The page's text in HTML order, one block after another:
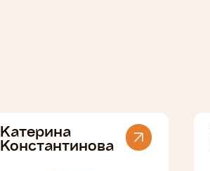
Катерина
Константинова